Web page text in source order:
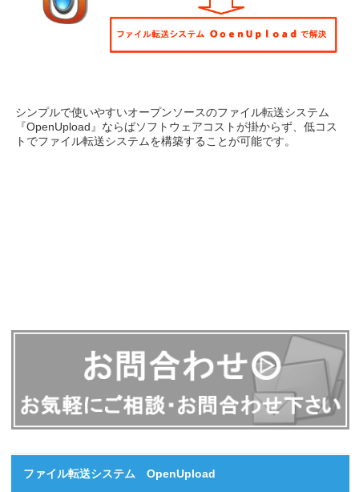
シンプルで使いやすいオープンソースのファイル転送システム
『OpenUpload』ならばソフトウェアコストが掛からず、低コス
トでファイル転送システムを構築することが可能です。
ファイル転送システム OpenUpload